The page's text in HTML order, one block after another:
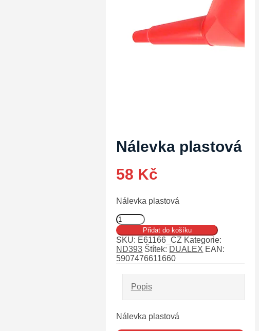
Nálevka plastová
58 Kč
Nálevka plastová
Nálevka
plastová
množství
Přidat do košíku
SKU: E61166_CZ Kategorie:
ND393 Štítek: DUALEX EAN:
5907476611660
Popis
Nálevka plastová